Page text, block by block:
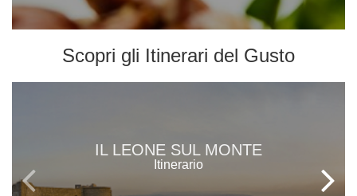
Scopri gli Itinerari del Gusto
IL LEONE SUL MONTE
Itinerario